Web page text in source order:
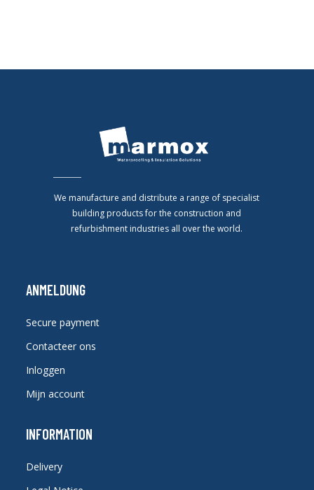
We manufacture and distribute a range of specialist
building products for the construction and
refurbishment industries all over the world.
ANMELDUNG
Secure payment
Contacteer ons
Inloggen
Mijn account
INFORMATION
Delivery